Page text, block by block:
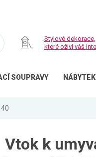
Stylové dekorace,
které oživí váš
SOUPRAVY NÁBYTEK
Vtok k